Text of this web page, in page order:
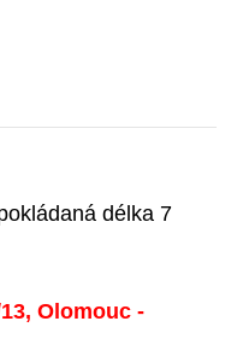
délka 7
Olomouc -